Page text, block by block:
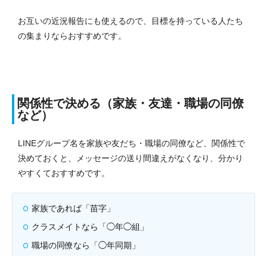
お互いの近況報告にも使えるので、目標を持っている人たち
の集まりならおすすめです。
関係性で決める（家族・友達・職場の同僚
など）
LINEグループ名を家族や友だち・職場の同僚など、関係性で
決めておくと、メッセージの送り間違えがなくなり、分かり
やすくておすすめです。
家族であれば「苗字」
クラスメイトなら「◯年◯組」
職場の同僚なら「◯年同期」